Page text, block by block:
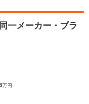
一メーカー・ブラ
万円